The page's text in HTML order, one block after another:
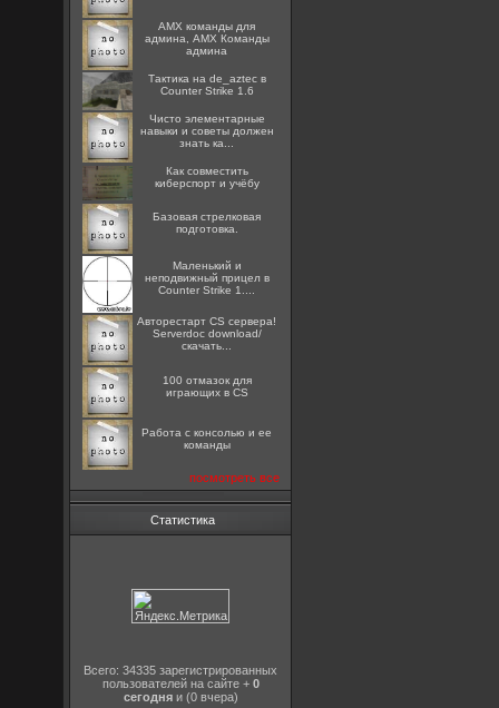
AMX команды для
админа, AMX Команды
админа
Тактика на de_aztec в
Counter Strike 1.6
Чисто элементарные
навыки и советы должен
знать ка...
Как совместить
киберспорт и учёбу
Базовая стрелковая
подготовка.
Маленький и
неподвижный прицел в
Counter Strike 1....
Авторестарт CS сервера!
Serverdoc download/
скачать...
100 отмазок для
играющих в CS
Работа с консолью и ее
команды
посмотреть все
Статистика
Всего: 34335 зарегистрированных
пользователей на сайте + 0
сегодняи (0 вчера)